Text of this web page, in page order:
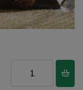
Windlicht